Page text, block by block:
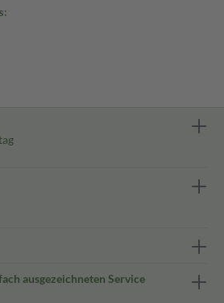
ausgezeichneten Service